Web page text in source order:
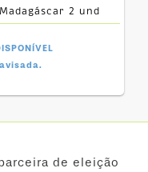
2 und
de eleição